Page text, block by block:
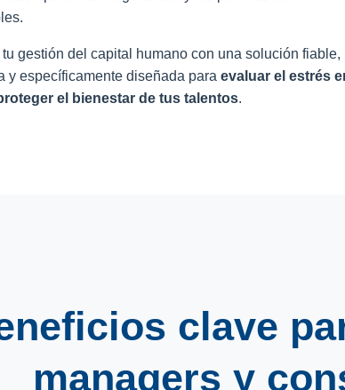
gestión del capital humano con una solución fiable,
y específicamente diseñada para evaluar el estrés
el bienestar de tus talentos.
clave
managers y